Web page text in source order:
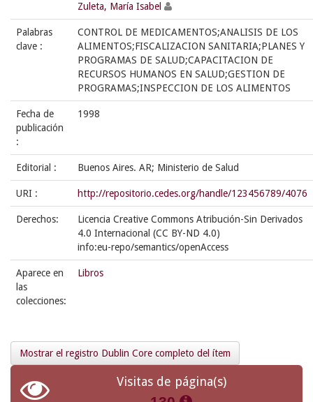
Zuleta, María Isabel
Palabras
clave :
CONTROL DE MEDICAMENTOS;ANALISIS DE LOS
ALIMENTOS;FISCALIZACION SANITARIA;PLANES Y
PROGRAMAS DE SALUD;CAPACITACION DE
RECURSOS HUMANOS EN SALUD;GESTION DE
PROGRAMAS;INSPECCION DE LOS ALIMENTOS
Fecha de
publicación
:
1998
Editorial : Buenos Aires. AR; Ministerio de Salud
URI : http://repositorio.cedes.org/handle/123456789/4076
Derechos:
Licencia Creative Commons Atribución-Sin Derivados
4.0 Internacional (CC BY-ND 4.0)
info:eu-repo/semantics/openAccess
Aparece en
las
colecciones:
Libros
Mostrar el registro Dublin Core completo del ítem
Visitas de página(s)